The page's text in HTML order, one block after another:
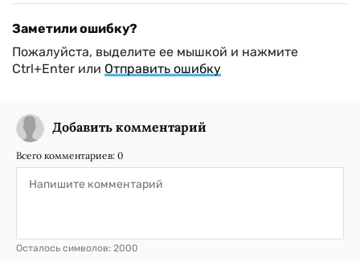
Заметили ошибку?
Пожалуйста, выделите ее мышкой и нажмите
Ctrl+Enter или Отправить ошибку
Добавить комментарий
Всего комментариев: 0
Осталось символов: 2000